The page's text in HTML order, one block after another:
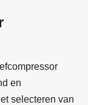
en
selecteren van